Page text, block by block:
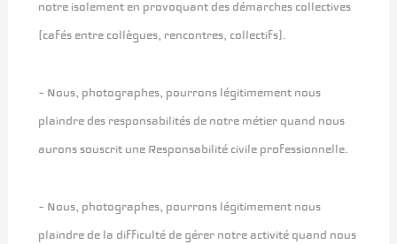
notre isolement en provoquant des démarches collectives
(cafés entre collègues, rencontres, collectifs).
– Nous, photographes, pourrons légitimement nous
plaindre des responsabilités de notre métier quand nous
aurons souscrit une Responsabilité civile professionnelle.
– Nous, photographes, pourrons légitimement nous
plaindre de la difficulté de gérer notre activité quand nous